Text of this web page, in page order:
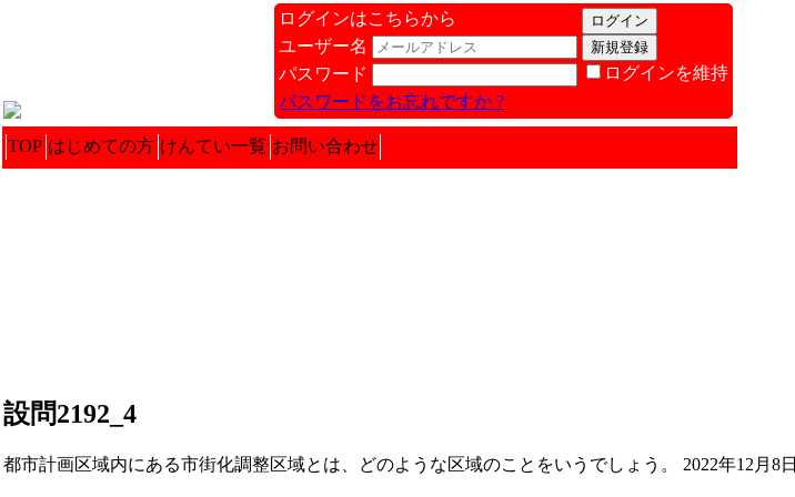
ログインはこちらから
ログインを維持
ユーザー名
パスワード
パスワードをお忘れですか ?
TOP はじめての方 けんてい一覧 お問い合わせ
設問2192_4
都市計画区域内にある市街化調整区域とは、どのような区域のことをいうでしょう。 2022年12月8日